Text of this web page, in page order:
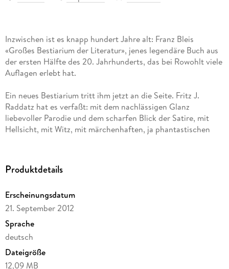
Inzwischen ist es knapp hundert Jahre alt: Franz Bleis
«Großes Bestiarium der Literatur», jenes legendäre Buch aus
der ersten Hälfte des 20. Jahrhunderts, das bei Rowohlt viele
Auflagen erlebt hat.
Ein neues Bestiarium tritt ihm jetzt an die Seite. Fritz J.
Raddatz hat es verfaßt: mit dem nachlässigen Glanz
liebevoller Parodie und dem scharfen Blick der Satire, mit
Hellsicht, mit Witz, mit märchenhaften, ja phantastischen
verirrte Möwe Jelinek, eine Meisterin der Resteverwertung,
und die Trockenqualle Lenz, die, sobald zerrieben,
Enzensberger und der Goetz treten auf, Grass als Aal, der
onanierende Pimpfe verschlingt, oder Martin Mosebach, der
«Andenflamingo» genannte Vogel mit dem gravitätischen
Gang. Ulla Hahn ist eine Schleichkatze, die Mayröcker ein
Silberlöwe, der nicht brüllen kann, und der Ruge ein Seehase.
Und das Habermas, eine possierlich-aggressive Primatenart,
kann sich durch besondere Ruflaute zum Clanherrscher
Produktdetails
Erscheinungsdatum
21. September 2012
Sprache
deutsch
Dateigröße
12,09 MB